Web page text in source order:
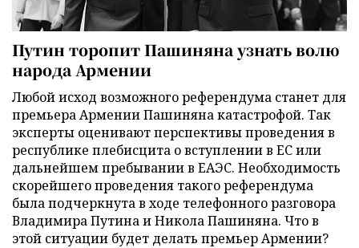
Путин торопит Пашиняна узнать волю
народа Армении
Любой исход возможного референдума станет для
премьера Армении Пашиняна катастрофой. Так
эксперты оценивают перспективы проведения в
республике плебисцита о вступлении в ЕС или
дальнейшем пребывании в ЕАЭС. Необходимость
скорейшего проведения такого референдума
была подчеркнута в ходе телефонного разговора
Владимира Путина и Никола Пашиняна. Что в
этой ситуации будет делать премьер Армении?